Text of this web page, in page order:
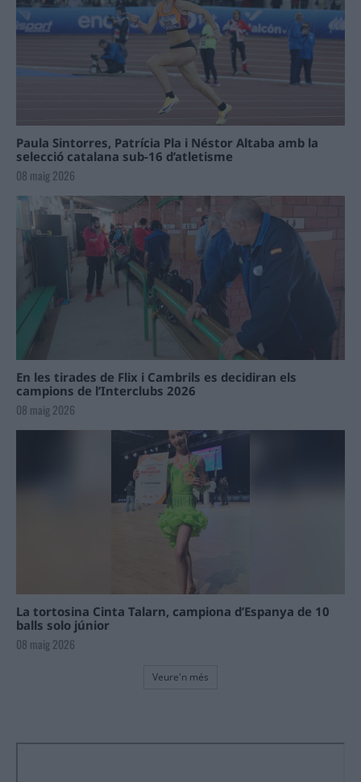
Paula Sintorres, Patrícia Pla i Néstor Altaba amb la
selecció catalana sub-16 d’atletisme
08 maig 2026
En les tirades de Flix i Cambrils es decidiran els
campions de l’Interclubs 2026
08 maig 2026
La tortosina Cinta Talarn, campiona d’Espanya de 10
balls solo júnior
08 maig 2026
Veure'n més